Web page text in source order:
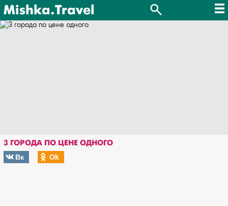
Mishka.Travel
3 ГОРОДА ПО ЦЕНЕ ОДНОГО
Вк
Оk